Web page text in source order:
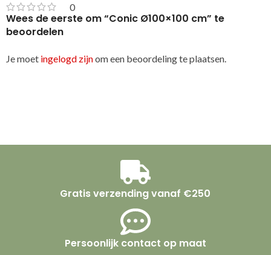
0
Wees de eerste om “Conic Ø100×100 cm” te
beoordelen
Je moet ingelogd zijnom een beoordeling te plaatsen.
Gratis verzending vanaf €250
Persoonlijk contact op maat